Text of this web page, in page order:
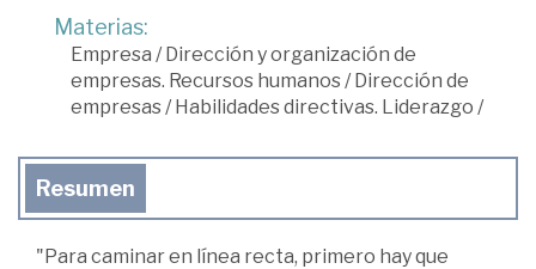
Materias:
Empresa /Dirección y organización de
empresas. Recursos humanos/Dirección de
empresas/Habilidades directivas. Liderazgo /
Resumen
"Para caminar en línea recta, primero hay que